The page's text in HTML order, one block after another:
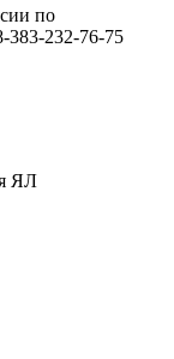
по
383-232-76-75
ЯЛ